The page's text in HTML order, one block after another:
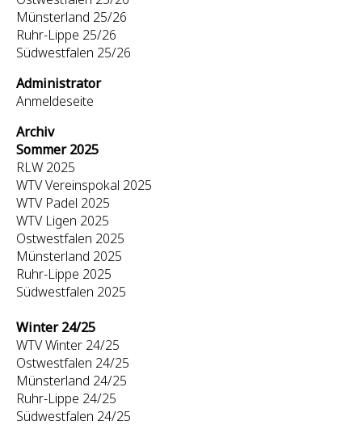
Münsterland 25/26
Ruhr-Lippe 25/26
Südwestfalen 25/26
Administrator
Anmeldeseite
Archiv
Sommer 2025
RLW 2025
WTV Vereinspokal 2025
WTV Padel 2025
WTV Ligen 2025
Ostwestfalen 2025
Münsterland 2025
Ruhr-Lippe 2025
Südwestfalen 2025
Winter 24/25
WTV Winter 24/25
Ostwestfalen 24/25
Münsterland 24/25
Ruhr-Lippe 24/25
Südwestfalen 24/25